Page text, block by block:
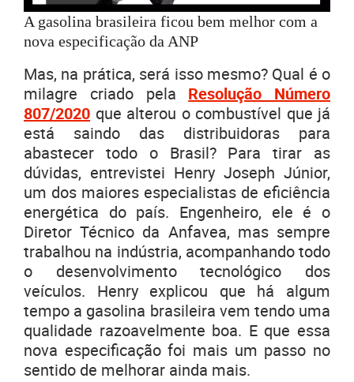
A gasolina brasileira ficou bem melhor com a
nova especificação da ANP
Mas, na prática, será isso mesmo? Qual é o
milagre criado pela Resolução Número
807/2020 que alterou o combustível que já
está saindo das distribuidoras para
abastecer todo o Brasil? Para tirar as
dúvidas, entrevistei Henry Joseph Júnior,
um dos maiores especialistas de eficiência
energética do país. Engenheiro, ele é o
Diretor Técnico da Anfavea, mas sempre
trabalhou na indústria, acompanhando todo
o desenvolvimento tecnológico dos
veículos. Henry explicou que há algum
tempo a gasolina brasileira vem tendo uma
qualidade razoavelmente boa. E que essa
nova especificação foi mais um passo no
sentido de melhorar ainda mais.